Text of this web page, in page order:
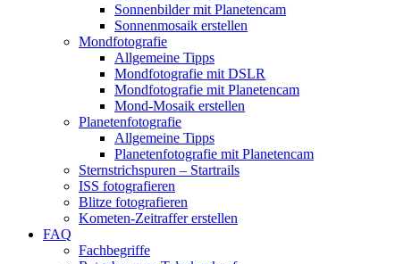
Sonnenbilder mit Planetencam
Sonnenmosaik erstellen
Mondfotografie
Allgemeine Tipps
Mondfotografie mit DSLR
Mondfotografie mit Planetencam
Mond-Mosaik erstellen
Planetenfotografie
Allgemeine Tipps
Planetenfotografie mit Planetencam
Sternstrichspuren – Startrails
ISS fotografieren
Blitze fotografieren
Kometen-Zeitraffer erstellen
FAQ
Fachbegriffe